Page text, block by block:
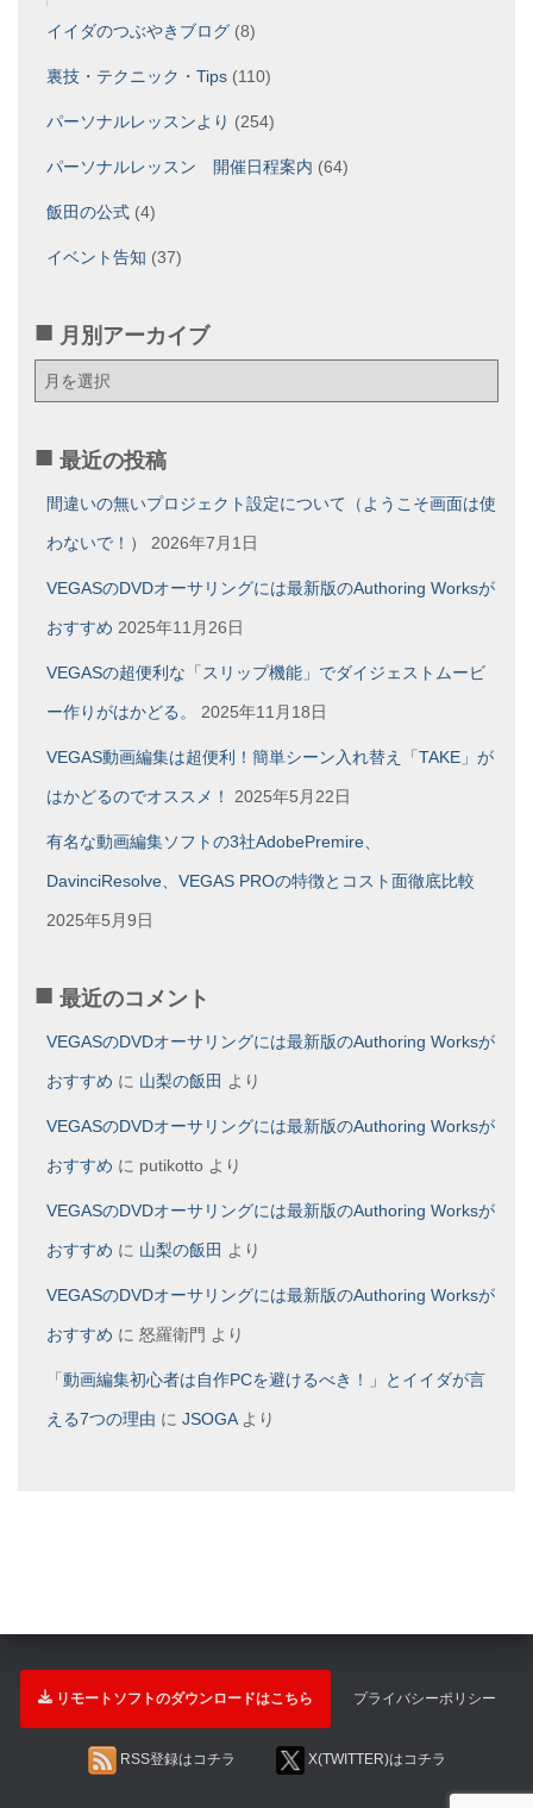
イイダのつぶやきブログ (8)
裏技・テクニック・Tips (110)
パーソナルレッスンより (254)
パーソナルレッスン 開催日程案内 (64)
飯田の公式 (4)
イベント告知 (37)
月別アーカイブ
月
別
カ
ブ
最近の投稿
間違いの無いプロジェクト設定について（ようこそ画面は使
わないで！） 2026年7月1日
VEGASのDVDオーサリングには最新版のAuthoring Worksが
おすすめ 2025年11月26日
VEGASの超便利な「スリップ機能」でダイジェストムービ
ー作りがはかどる。 2025年11月18日
VEGAS動画編集は超便利！簡単シーン入れ替え「TAKE」が
はかどるのでオススメ！ 2025年5月22日
有名な動画編集ソフトの3社AdobePremire、
DavinciResolve、VEGAS PROの特徴とコスト面徹底比較
2025年5月9日
最近のコメント
VEGASのDVDオーサリングには最新版のAuthoring Worksが
おすすめ に 山梨の飯田 より
VEGASのDVDオーサリングには最新版のAuthoring Worksが
おすすめ に putikotto より
VEGASのDVDオーサリングには最新版のAuthoring Worksが
おすすめ に 山梨の飯田 より
VEGASのDVDオーサリングには最新版のAuthoring Worksが
おすすめ に 怒羅衛門 より
「動画編集初心者は自作PCを避けるべき！」とイイダが言
える7つの理由 に JSOGAより
リモートソフトのダウンロードはこちら プライバシーポリシー
RSS登録はコチラ X(TWITTER)はコチラ